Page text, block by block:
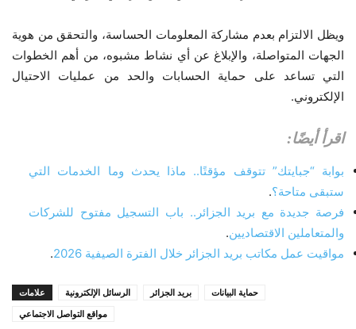
ويظل الالتزام بعدم مشاركة المعلومات الحساسة، والتحقق من هوية
الجهات المتواصلة، والإبلاغ عن أي نشاط مشبوه، من أهم الخطوات
التي تساعد على حماية الحسابات والحد من عمليات الاحتيال
الإلكتروني.
اقرأ أيضًا:
بوابة “جبايتك” تتوقف مؤقتًا.. ماذا يحدث وما الخدمات التي
ستبقى متاحة؟.
فرصة جديدة مع بريد الجزائر.. باب التسجيل مفتوح للشركات
والمتعاملين الاقتصاديين.
مواقيت عمل مكاتب بريد الجزائر خلال الفترة الصيفية 2026
.
علامات الرسائل الإلكترونية بريد الجزائر
حماية البيانات
مواقع التواصل الاجتماعي